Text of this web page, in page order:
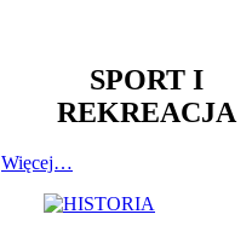
SPORT I
REKREACJA
Więcej…